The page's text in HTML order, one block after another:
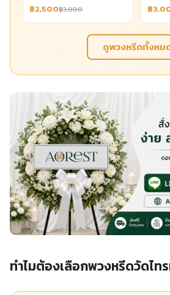
฿2,500฿3,000 ฿
ดูพวงหรีดทั้งหม
ทำไมต้องเลือกพวงหรีดวัดไท